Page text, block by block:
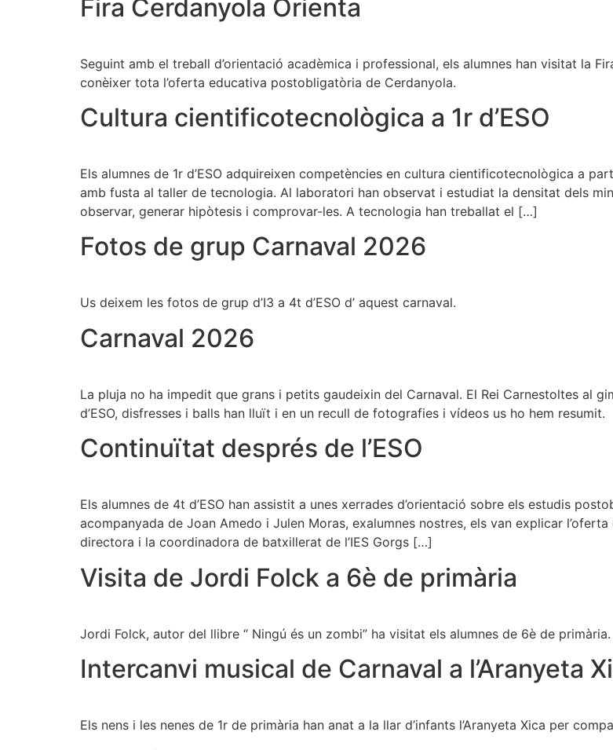
Fira Cerdanyola Orienta
Seguint amb el treball d’orientació acadèmica i professional, els alumnes han visitat la
conèixer tota l’oferta educativa postobligatòria de Cerdanyola.
Cultura cientificotecnològica a 1r d’ESO
Els alumnes de 1r d’ESO adquireixen competències en cultura cientificotecnològica a
amb fusta al taller de tecnologia. Al laboratori han observat i estudiat la densitat dels
observar, generar hipòtesis i comprovar-les. A tecnologia han treballat el […]
Fotos de grup Carnaval 2026
Us deixem les fotos de grup d’I3 a 4t d’ESO d’ aquest carnaval.
Carnaval 2026
La pluja no ha impedit que grans i petits gaudeixin del Carnaval. El Rei Carnestoltes al
d’ESO, disfresses i balls han lluït i en un recull de fotografies i vídeos us ho hem resumit.
Continuïtat després de l’ESO
Els alumnes de 4t d’ESO han assistit a unes xerrades d’orientació sobre els estudis
acompanyada de Joan Amedo i Julen Moras, exalumnes nostres, els van explicar
directora i la coordinadora de batxillerat de l’IES Gorgs […]
Visita de Jordi Folck a 6è de primària
Jordi Folck, autor del llibre “ Ningú és un zombi” ha visitat els alumnes de 6è de primària.
Intercanvi musical de Carnaval a l’Aranyeta
Els nens i les nenes de 1r de primària han anat a la llar d’infants l’Aranyeta Xica per